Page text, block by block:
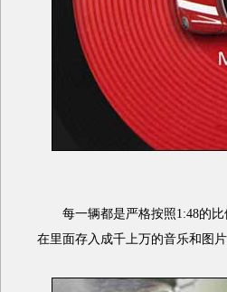
每一辆都是严格按照1:48的比
在里面存入成千上万的音乐和图片